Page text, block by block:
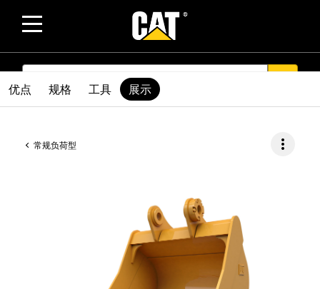
SEARCH
常规负荷型 more_vert
优点 规格 工具 展示